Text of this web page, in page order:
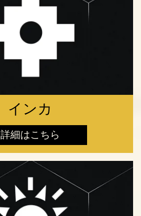
インカ
詳細はこちら